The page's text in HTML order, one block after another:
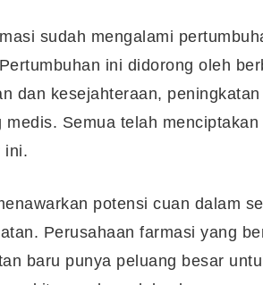
sudah mengalami
ini didorong oleh
dan kesejahteraan,
medis. Semua telah
ini.
potensi cuan dalam
Perusahaan farmasi yang
baru punya peluang besar